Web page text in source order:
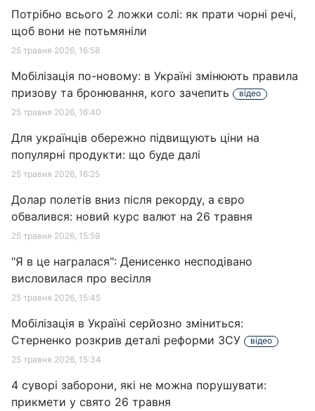
Потрібно всього 2 ложки солі: як прати чорні речі,
щоб вони не потьмяніли
25 травня 2026, 16:58
Мобілізація по-новому: в Україні змінюють правила
призову та бронювання, кого зачепить
відео
25 травня 2026, 16:40
Для українців обережно підвищують ціни на
популярні продукти: що буде далі
25 травня 2026, 16:25
Долар полетів вниз після рекорду, а євро
обвалився: новий курс валют на 26 травня
25 травня 2026, 15:59
"Я в це награлася": Денисенко несподівано
висловилася про весілля
25 травня 2026, 15:45
Мобілізація в Україні серйозно зміниться:
Стерненко розкрив деталі реформи ЗСУ
відео
25 травня 2026, 15:34
4 суворі заборони, які не можна порушувати:
прикмети у свято 26 травня